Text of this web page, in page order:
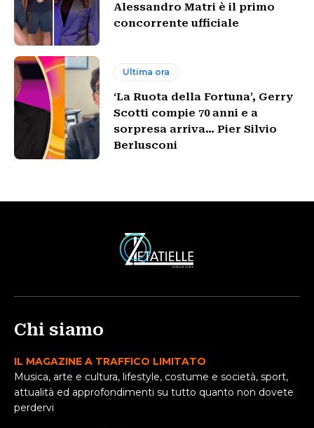
Alessandro Matri è il primo
concorrente ufficiale
Ultima ora
‘La Ruota della Fortuna’, Gerry
Scotti compie 70 anni e a
sorpresa arriva… Pier Silvio
Berlusconi
Chi siamo
IL MAGAZINE A TRAFFICO LIMITATO
Musica, arte e cultura, lifestyle, costume e società, sport,
attualità ed approfondimenti su tutto quanto non dovete
perdervi